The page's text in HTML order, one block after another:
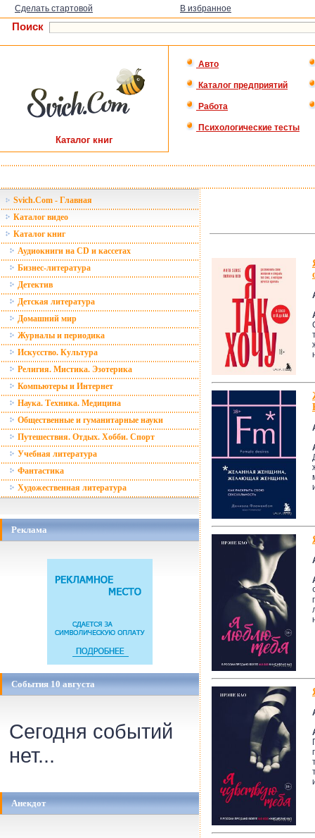
Сделать стартовой В избранное
Поиск
Каталог книг
Авто
Каталог предприятий
Работа
Психологические тесты
Svich.Com - Главная
Каталог видео
Каталог книг
Аудиокниги на CD и кассетах
Бизнес-литература
Детектив
Детская литература
Домашний мир
Журналы и периодика
Искусство. Культура
Религия. Мистика. Эзотерика
Компьютеры и Интернет
Наука. Техника. Медицина
Общественные и гуманитарные науки
Путешествия. Отдых. Хобби. Спорт
Учебная литература
Фантастика
Художественная литература
Реклама
События 10 августа
Сегодня событий
нет...
Анекдот